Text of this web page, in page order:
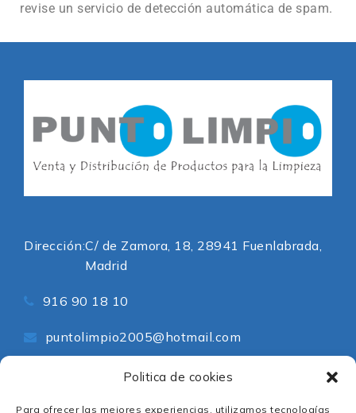
Politica de cookies
Para ofrecer las mejores experiencias, utilizamos tecnologías
revise un servicio de detección automática de spam.
Dirección:C/ de Zamora, 18, 28941 Fuenlabrada,
Madrid
916 90 18 10
puntolimpio2005@hotmail.com
Redes Sociales